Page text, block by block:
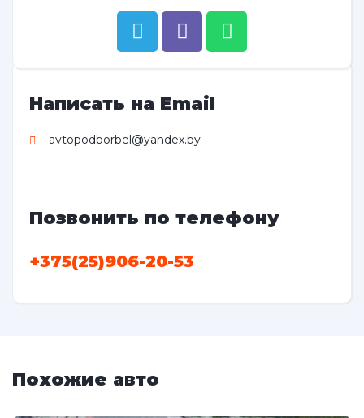
Написать на Email
avtopodborbel@yandex.by
Позвонить по телефону
+375(25)906-20-53
Похожие авто